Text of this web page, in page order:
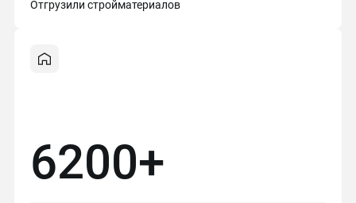
Отгрузили стройматериалов
6200+